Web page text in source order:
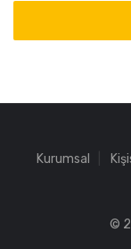
Kurumsal
©